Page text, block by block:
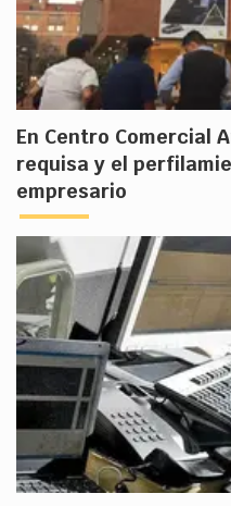
En Centro Comercial
requisa y el
empresario